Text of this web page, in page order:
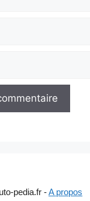
pedia.fr -A propos